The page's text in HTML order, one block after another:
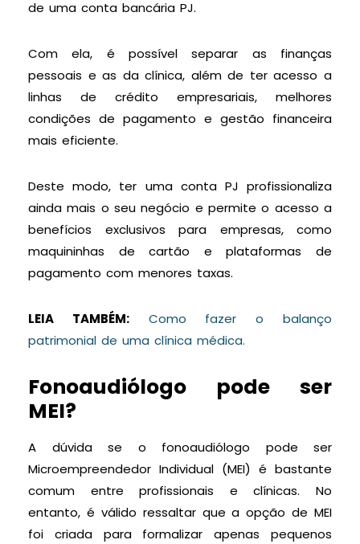
de uma conta bancária PJ.
Com ela, é possível separar as finanças
pessoais e as da clínica, além de ter acesso a
linhas de crédito empresariais, melhores
condições de pagamento e gestão financeira
mais eficiente.
Deste modo, ter uma conta PJ profissionaliza
ainda mais o seu negócio e permite o acesso a
benefícios exclusivos para empresas, como
maquininhas de cartão e plataformas de
pagamento com menores taxas.
LEIA TAMBÉM:
Como fazer o balanço
patrimonial de uma clínica médica.
Fonoaudiólogo pode ser
MEI?
A dúvida se o fonoaudiólogo pode ser
Microempreendedor Individual (MEI) é bastante
comum entre profissionais e clínicas. No
entanto, é válido ressaltar que a opção de MEI
foi criada para formalizar apenas pequenos